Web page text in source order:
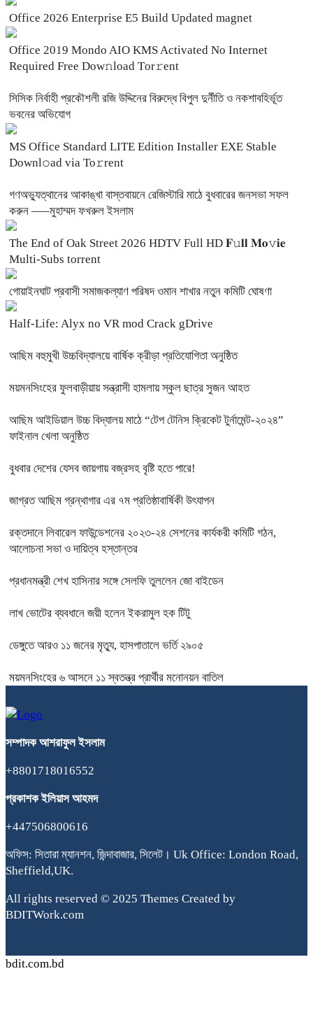
Office 2026 Enterprise E5 Build Updated magnet
Office 2019 Mondo AIO KMS Activated No Internet
Required Frее Dow𝚗load Tоr𝚛ent
সিসিক নির্বাহী প্রকৌশলী রজি উদ্দিনের বিরুদ্ধে বিপুল দুর্নীতি ও নকশাবহির্ভূত
ভবনের অভিযোগ
MS Office Standard LITE Edition Installer EXE Stable
Downl𝚘ad via To𝚛rent
গণঅভ্যুত্থানের আকাঙ্খা বাস্তবায়নে রেজিস্টারি মাঠে বুধবারের জনসভা সফল
করুন —–মুহাম্মদ ফখরুল ইসলাম
The End of Oak Street 2026 HDTV Full HD 𝐅𝚞𝐥𝐥 𝐌𝐨𝚟𝐢𝐞
Multi-Subs torrent
‎গোয়াইনঘাট প্রবাসী সমাজকল্যাণ পরিষদ ওমান শাখার নতুন কমিটি ঘোষণা
Half-Life: Alyx no VR mod Crack gDrive
আছিম বহুমুখী উচ্চবিদ্যালয়ে বার্ষিক ক্রীড়া প্রতিযোগিতা অনুষ্ঠিত
ময়মনসিংহের ফুলবাড়ীয়ায় সন্ত্রাসী হামলায় স্কুল ছাত্র সুজন আহত
আছিম আইডিয়াল উচ্চ বিদ্যালয় মাঠে “টেপ টেনিস ক্রিকেট টুর্নামেন্ট-২০২৪”
ফাইনাল খেলা অনুষ্ঠিত
বুধবার দেশের যেসব জায়গায় বজ্রসহ বৃষ্টি হতে পারে!
জাগ্রত আছিম গ্রন্থাগার এর ৭ম প্রতিষ্ঠাবার্ষিকী উৎযাপন
রক্তদানে লিবারেল ফাউন্ডেশনের ২০২৩-২৪ সেশনের কার্যকরী কমিটি গঠন,
আলোচনা সভা ও দায়িত্ব হস্তান্তর
প্রধানমন্ত্রী শেখ হাসিনার সঙ্গে সেলফি তুললেন জো বাইডেন
লাখ ভোটের ব্যবধানে জয়ী হলেন ইকরামুল হক টিটু
ডেঙ্গুতে আরও ১১ জনের মৃত্যু, হাসপাতালে ভর্তি ২৯০৫
ময়মনসিংহের ৬ আসনে ১১ স্বতন্ত্র প্রার্থীর মনোনয়ন বাতিল
সম্পাদক আশরাফুল ইসলাম
+8801718016552
প্রকাশক ইলিয়াস আহমদ
+447506800616
অফিস: সিতারা ম্যানশন, জিন্দাবাজার, সিলেট। Uk Office: London Road,
Sheffield,UK.
All rights reserved © 2025 Themes Created by
BDITWork.com
bdit.com.bd